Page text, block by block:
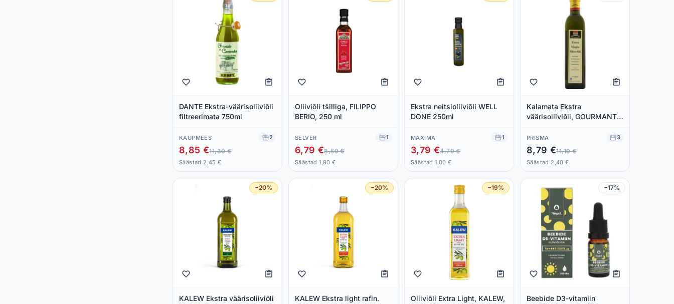
DANTE Ekstra-väärisoliiviõli
filtreerimata 750ml
KAUPMEES 2
8,85 €11,30 €
Säästad 2,45 €
Oliiviõli tšilliga, FILIPPO
BERIO, 250 ml
SELVER 1
6,79 €8,59 €
Säästad 1,80 €
Ekstra neitsioliiviõli WELL
DONE 250ml
MAXIMA 1
3,79 €4,79 €
Säästad 1,00 €
Kalamata Ekstra
väärisoliiviõli, GOURMANTE,
PRISMA 3
8,79 €11,19 €
Säästad 2,40 €
−20%
KALEW Ekstra väärisoliiviõli
−20%
KALEW Ekstra light rafin.
−19%
Oliiviõli Extra Light, KALEW,
−17%
Beebide D3-vitamiin